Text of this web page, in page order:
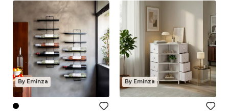
By Eminza By Eminza